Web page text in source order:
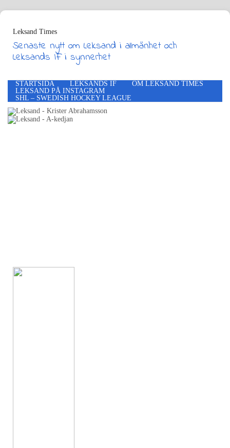
Leksand Times
Senaste nytt om Leksand i allmänhet och
Leksands IF i synnerhet
STARTSIDA LEKSANDS IF
OM LEKSAND TIMES
LEKSAND PÅ INSTAGRAM
SHL – SWEDISH HOCKEY LEAGUE